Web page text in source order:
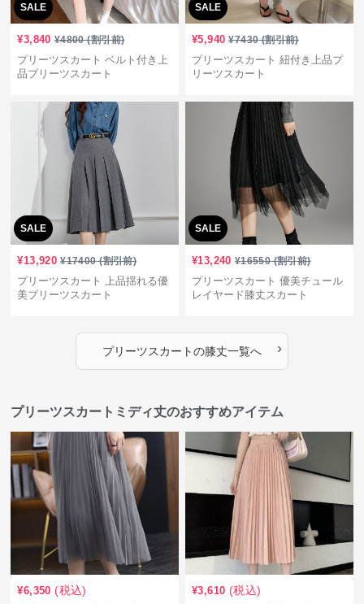
SALE
¥3,840 ¥4800(割引前)
プリーツスカート ベルト付き上
品プリーツスカート
SALE
¥5,940 ¥7430(割引前)
プリーツスカート 紐付き上品プ
リーツスカート
SALE
¥13,920 ¥17400(割引前)
プリーツスカート 上品揺れる優
美プリーツスカート
SALE
¥13,240 ¥16550(割引前)
プリーツスカート 優美チュール
レイヤード膝丈スカート
プリーツスカートの膝丈一覧へ ›
プリーツスカートミディ丈のおすすめアイテム
¥6,350 (税込) ¥3,610 (税込)